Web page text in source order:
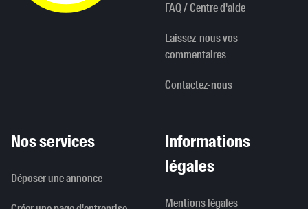
FAQ / Centre d'aide
Laissez-nous vos
commentaires
Contactez-nous
Nos services
Déposer une annonce
Informations
légales
Mentions légales